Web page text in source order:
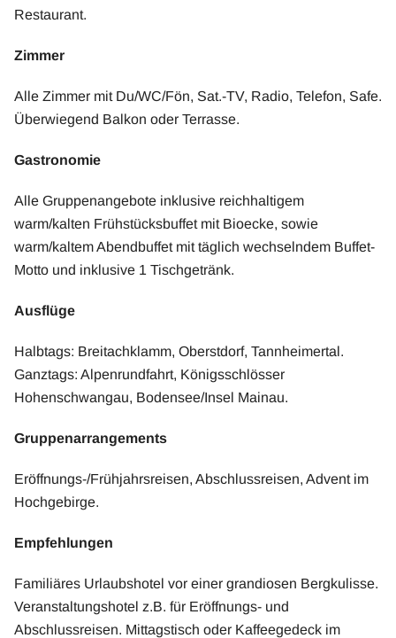
Restaurant.
Zimmer
Alle Zimmer mit Du/WC/Fön, Sat.-TV, Radio, Telefon, Safe.
Überwiegend Balkon oder Terrasse.
Gastronomie
Alle Gruppenangebote inklusive reichhaltigem
warm/kalten Frühstücksbuffet mit Bioecke, sowie
warm/kaltem Abendbuffet mit täglich wechselndem Buffet-
Motto und inklusive 1 Tischgetränk.
Ausflüge
Halbtags: Breitachklamm, Oberstdorf, Tannheimertal.
Ganztags: Alpenrundfahrt, Königsschlösser
Hohenschwangau, Bodensee/Insel Mainau.
Gruppenarrangements
Eröffnungs-/Frühjahrsreisen, Abschlussreisen, Advent im
Hochgebirge.
Empfehlungen
Familiäres Urlaubshotel vor einer grandiosen Bergkulisse.
Veranstaltungshotel z.B. für Eröffnungs- und
Abschlussreisen. Mittagstisch oder Kaffeegedeck im